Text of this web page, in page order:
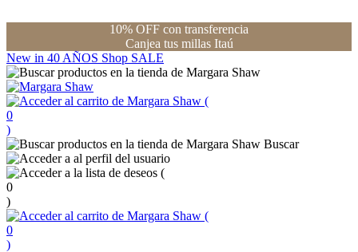
10% OFF con transferencia
Canjea tus millas Itaú
New in 40 AÑOS Shop SALE
(
0
)
Buscar
(
0
)
(
0
)